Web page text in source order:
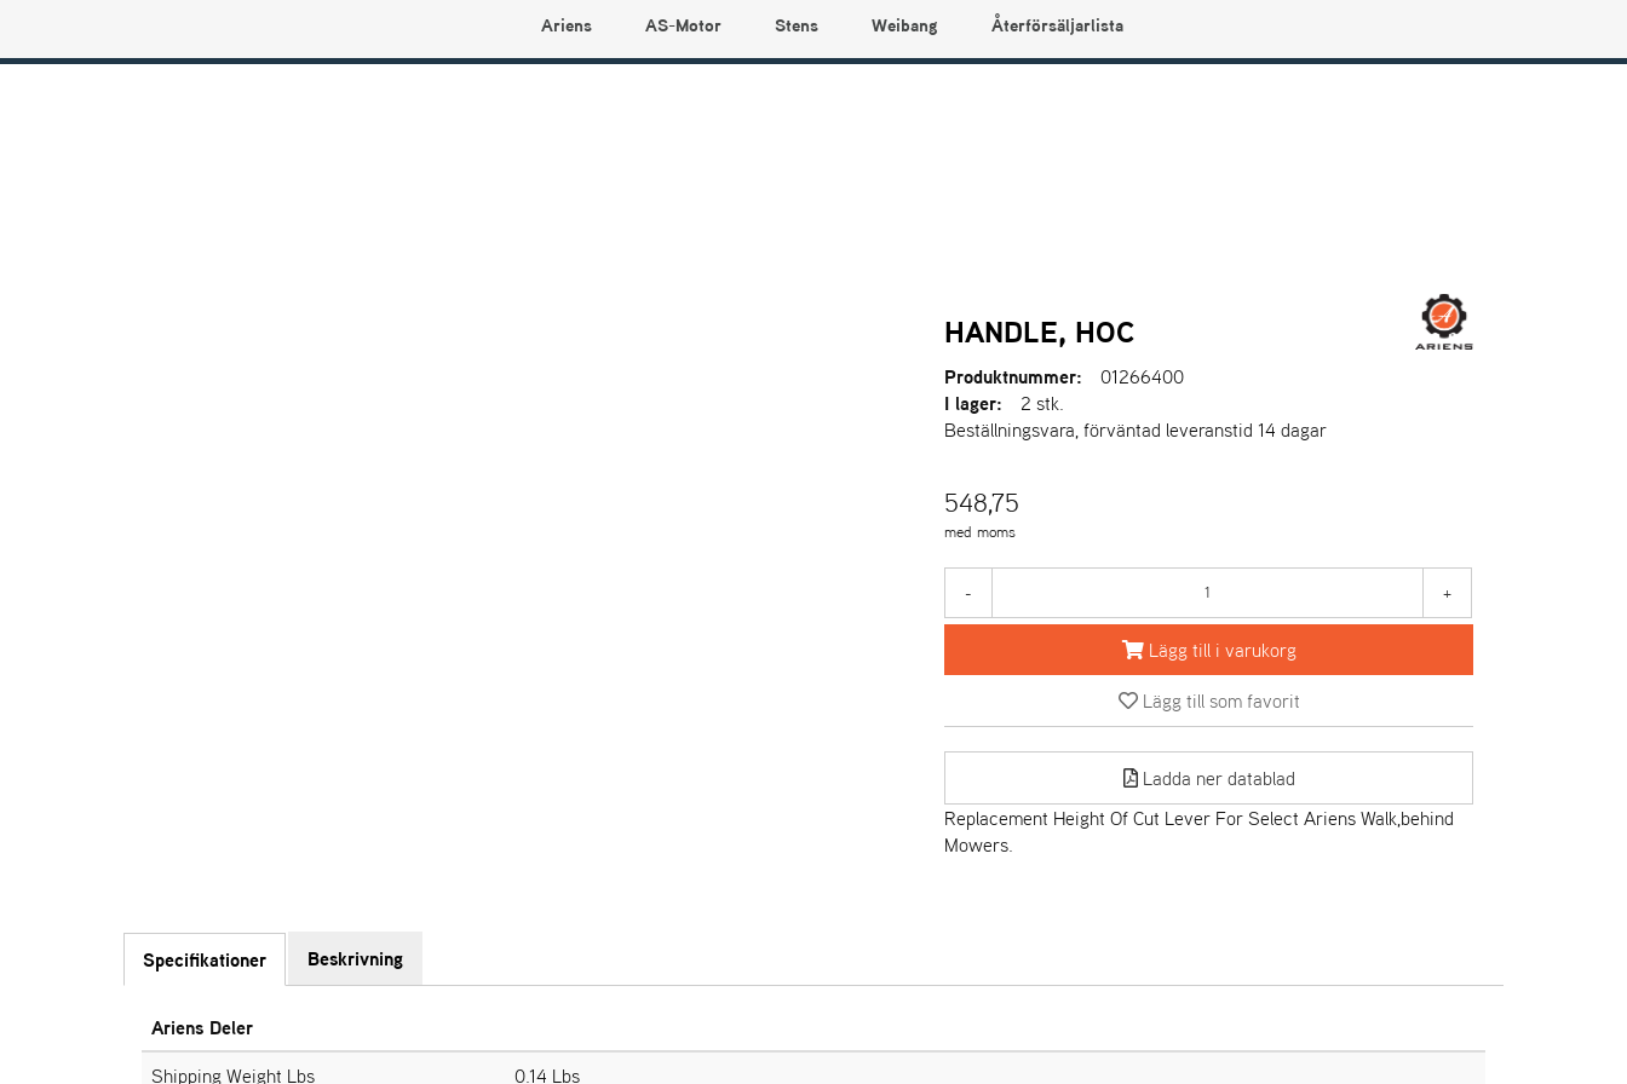
Ariens AS-Motor Stens Weibang Återförsäljarlista
HANDLE, HOC
Produktnummer:
01266400
I lager:
2 stk.
Beställningsvara, förväntad leveranstid 14 dagar
548,75
med moms
- +
Lägg till i varukorg
Lägg till som favorit
Ladda ner datablad
Replacement Height Of Cut Lever For Select Ariens Walk,behind
Mowers.
Specifikationer Beskrivning
Ariens Deler
Shipping Weight Lbs
0.14 Lbs